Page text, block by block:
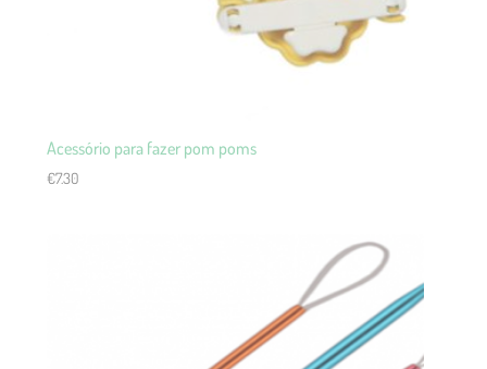
Acessório para fazer pom poms
€7.30